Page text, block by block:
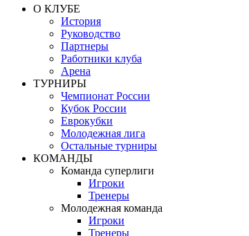
О КЛУБЕ
История
Руководство
Партнеры
Работники клуба
Арена
ТУРНИРЫ
Чемпионат России
Кубок России
Еврокубки
Молодежная лига
Остальные турниры
КОМАНДЫ
Команда суперлиги
Игроки
Тренеры
Молодежная команда
Игроки
Тренеры